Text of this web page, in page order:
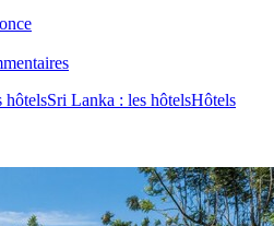
hôtelsSri Lanka : les hôtelsHôtels